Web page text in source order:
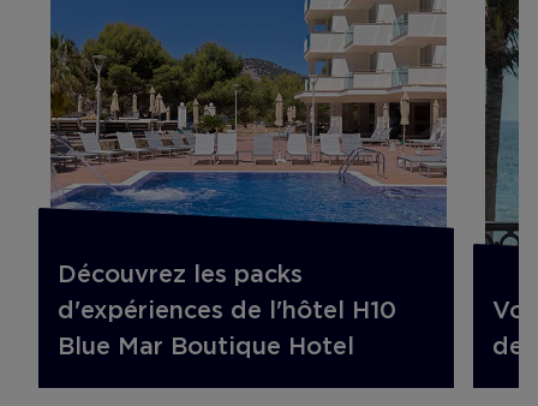
Découvrez les packs
d'expériences de l'hôtel H10
Blue Mar Boutique Hotel
Vol
de